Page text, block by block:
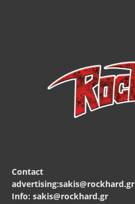
Contact
advertising:sakis@rockhard.gr
Info: sakis@rockhard.gr